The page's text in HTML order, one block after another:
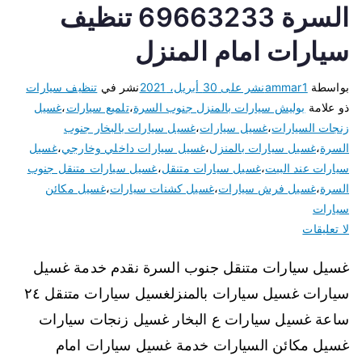
السرة 69663233 تنظيف
سيارات امام المنزل
بواسطة ammar1نشر على 30 أبريل، 2021 نشر في تنظيف سيارات
ذو علامة بوليش سيارات بالمنزل جنوب السرة،تلميع سيارات،غسيل
زنجات السيارات،غسيل سيارات،غسيل سيارات بالبخار جنوب
السرة،غسيل سيارات بالمنزل،غسيل سيارات داخلي وخارجي،غسيل
سيارات عند البيت،غسيل سيارات متنقل،غسيل سيارات متنقل جنوب
السرة،غسيل فرش سيارات،غسيل كشنات سيارات،غسيل مكائن
سيارات
لا تعليقات
غسيل سيارات متنقل جنوب السرة نقدم خدمة غسيل
سيارات غسيل سيارات بالمنزلغسيل سيارات متنقل ٢٤
ساعة غسيل سيارات ع البخار غسيل زنجات سيارات
غسيل مكائن السيارات خدمة غسيل سيارات امام